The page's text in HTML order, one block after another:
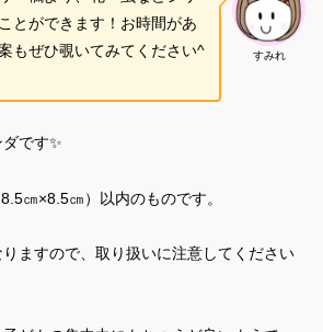
すみれ
とができます！お時間があ
もぜひ覗いてみてください^
です✨
㎝×8.5㎝）以内のものです。
ますので、取り扱いに注意してください